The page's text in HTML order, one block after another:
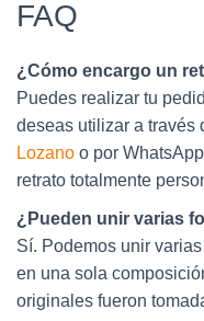
FAQ
¿Cómo encargo un
Puedes realizar tu
deseas utilizar a través
Lozano o por
retrato totalmente
¿Pueden unir varias
Sí. Podemos unir
en una sola
originales fueron